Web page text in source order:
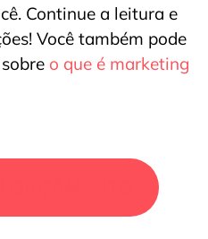
Continue a leitura e
Você também pode
o que é marketing